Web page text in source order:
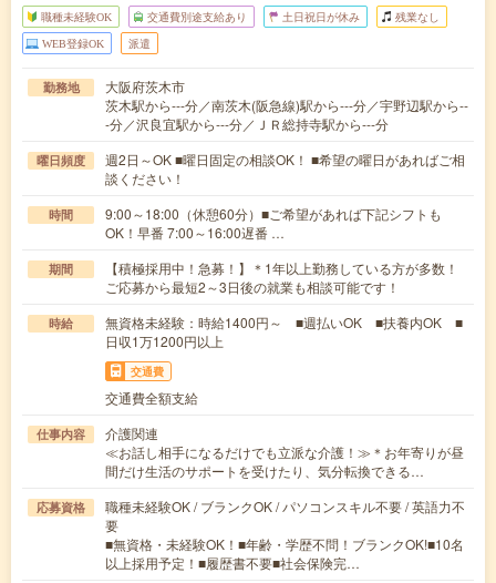
職種未経験OK 交通費別途支給あり 土日祝日が休み 残業なし
WEB登録OK 派遣
勤務地
大阪府茨木市
茨木駅から---分／南茨木(阪急線)駅から---分／宇野辺駅から--
-分／沢良宜駅から---分／ＪＲ総持寺駅から---分
曜日頻度
週2日～OK ■曜日固定の相談OK！ ■希望の曜日があればご相
談ください！
時間
9:00～18:00（休憩60分）■ご希望があれば下記シフトも
OK！早番 7:00～16:00遅番 …
期間
【積極採用中！急募！】＊1年以上勤務している方が多数！
ご応募から最短2～3日後の就業も相談可能です！
時給
無資格未経験：時給1400円～ ■週払いOK ■扶養内OK ■
日収1万1200円以上
交通費
交通費全額支給
仕事内容
介護関連
≪お話し相手になるだけでも立派な介護！≫＊お年寄りが昼
間だけ生活のサポートを受けたり、気分転換できる…
応募資格
職種未経験OK / ブランクOK / パソコンスキル不要 / 英語力不
要
■無資格・未経験OK！■年齢・学歴不問！ブランクOK!■10名
以上採用予定！■履歴書不要■社会保険完…